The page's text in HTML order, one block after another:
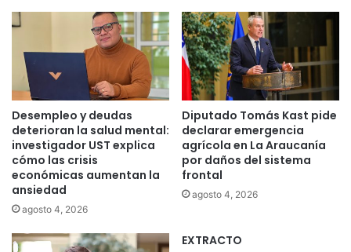
Desempleo y deudas
deterioran la salud mental:
investigador UST explica
cómo las crisis
económicas aumentan la
ansiedad
agosto 4, 2026
Diputado Tomás Kast pide
declarar emergencia
agrícola en La Araucanía
por daños del sistema
frontal
agosto 4, 2026
EXTRACTO